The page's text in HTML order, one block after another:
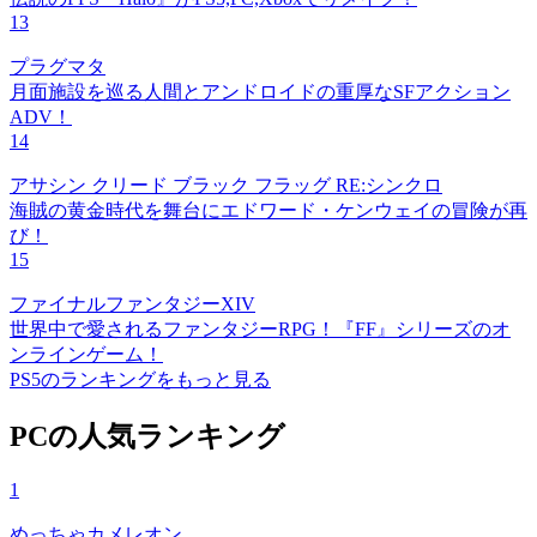
13
プラグマタ
月面施設を巡る人間とアンドロイドの重厚なSFアクション
ADV！
14
アサシン クリード ブラック フラッグ RE:シンクロ
海賊の黄金時代を舞台にエドワード・ケンウェイの冒険が再
び！
15
ファイナルファンタジーXIV
世界中で愛されるファンタジーRPG！『FF』シリーズのオ
ンラインゲーム！
PS5のランキングをもっと見る
PCの人気ランキング
1